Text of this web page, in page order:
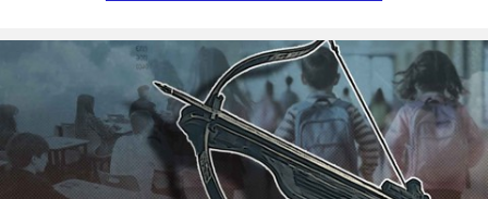
изменены в России с 1 апреля этого года. Об этом
сообщается на сайте Федеральной налоговой
службы.
В реквизитах плательщика теперь нужно
указывать полное или сокращенное название